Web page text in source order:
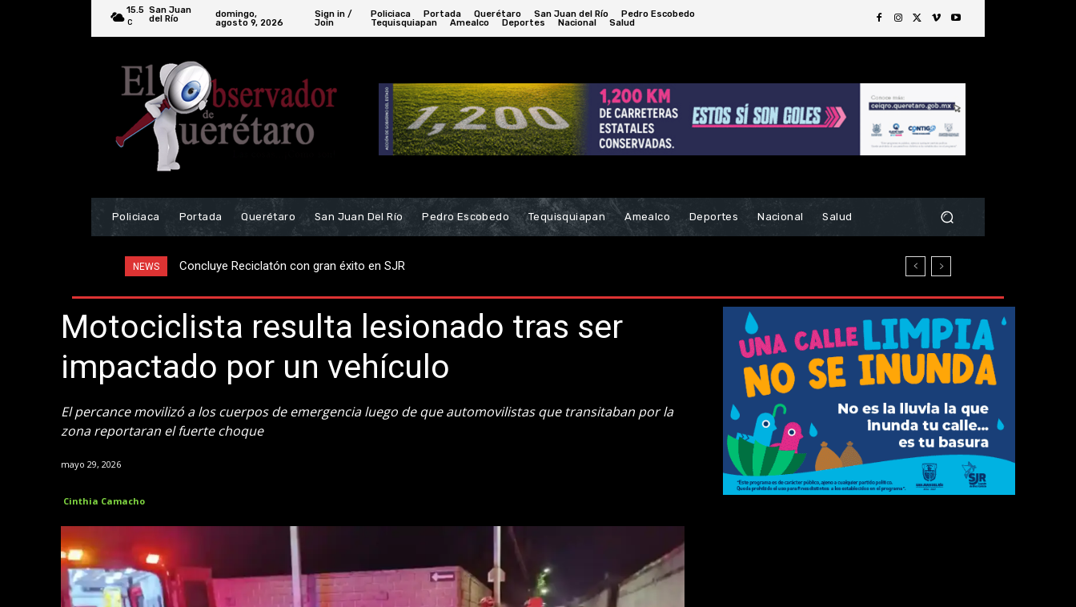
15.5
C
San Juan
del Río
domingo,
agosto 9, 2026
Sign in /
Join
Policiaca Portada Querétaro San Juan del Río
Pedro Escobedo
Tequisquiapan
Amealco Deportes Nacional Salud
Policiaca Portada Querétaro San Juan Del Río Pedro Escobedo Tequisquiapan Amealco Deportes Nacional Salud
NEWS ¡Prensado! Chófer de autobús se salva de milagro tras fuerte choque en la 57
Motociclista resulta lesionado tras ser
impactado por un vehículo
El percance movilizó a los cuerpos de emergencia luego de que automovilistas que transitaban por la
zona reportaran el fuerte choque
mayo 29, 2026
Cinthia Camacho